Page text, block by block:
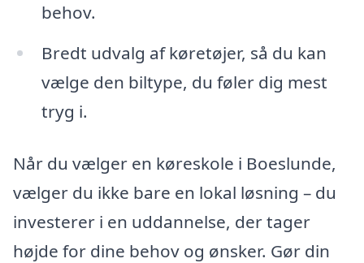
behov.
Bredt udvalg af køretøjer, så du kan
vælge den biltype, du føler dig mest
tryg i.
Når du vælger en køreskole i Boeslunde,
vælger du ikke bare en lokal løsning – du
investerer i en uddannelse, der tager
højde for dine behov og ønsker. Gør din